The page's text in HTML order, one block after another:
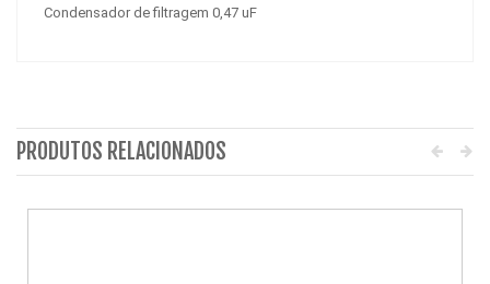
Condensador de filtragem 0,47 uF
PRODUTOS RELACIONADOS